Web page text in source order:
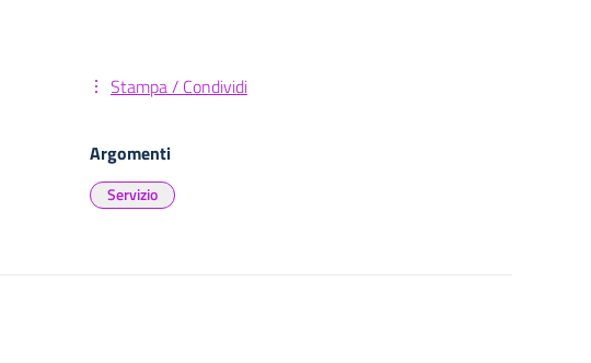
Stampa / Condividi
Argomenti
Servizio